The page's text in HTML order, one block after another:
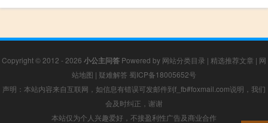
Copyright © 2012 - 2026 小公主问答 Powered by 网站分类目录 | 精选推荐文章 | 网
站地图 | 疑难解答 蜀ICP备18005652号
声明：本站内容来自互联网，如信息有错误可发邮件到f_fb#foxmail.com说明，我们
会及时纠正，谢谢
本站仅为个人兴趣爱好，不接盈利性广告及商业合作